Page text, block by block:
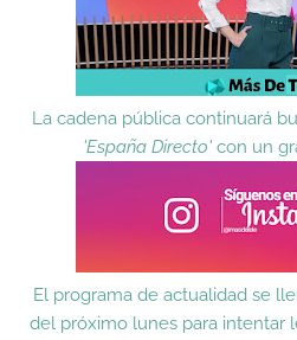
La cadena pública continuará
'España Directo' con un
El programa de actualidad se
del próximo lunes para intentar